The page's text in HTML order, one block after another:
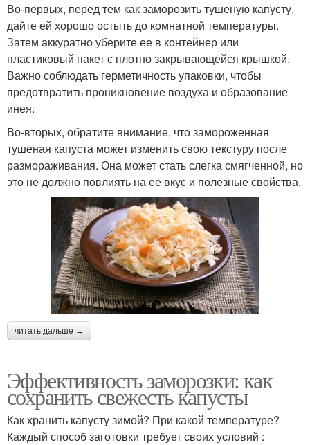
Во-первых, перед тем как заморозить тушеную капусту,
дайте ей хорошо остыть до комнатной температуры.
Затем аккуратно уберите ее в контейнер или
пластиковый пакет с плотно закрывающейся крышкой.
Важно соблюдать герметичность упаковки, чтобы
предотвратить проникновение воздуха и образование
инея.
Во-вторых, обратите внимание, что замороженная
тушеная капуста может изменить свою текстуру после
размораживания. Она может стать слегка смягченной, но
это не должно повлиять на ее вкус и полезные свойства.
читать дальше →
Эффективность заморозки: как
сохранить свежесть капусты
Как хранить капусту зимой? При какой температуре?
Каждый способ заготовки требует своих условий :